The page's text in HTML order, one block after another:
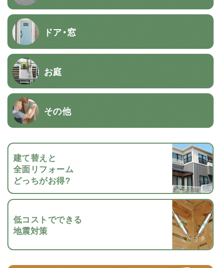
ドア・窓
お庭
その他
建て替えと
全面リフォーム
どっちがお得?
低コストでできる
地震対策